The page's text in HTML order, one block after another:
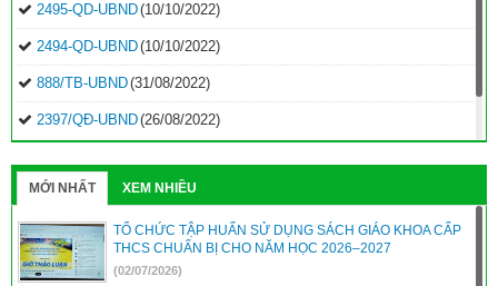
2495-QD-UBND(10/10/2022)
2494-QD-UBND(10/10/2022)
888/TB-UBND(31/08/2022)
2397/QĐ-UBND(26/08/2022)
MỚI NHẤT XEM NHIỀU
TỔ CHỨC TẬP HUẤN SỬ DỤNG SÁCH GIÁO KHOA CẤP
THCS CHUẨN BỊ CHO NĂM HỌC 2026–2027
(02/07/2026)